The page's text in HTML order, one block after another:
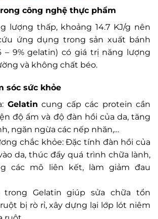
công nghệ thực phẩm
lượng thấp, khoảng 14.7 KJ/g nên
ứng dụng trong sản xuất bánh
– 9% gelatin) có giá trị năng lượng
và không chất béo.
sóc sức khỏe
Gelatin cung cấp các protein cần
độ ẩm và độ đàn hồi của da, tăng
ngăn ngừa các nếp nhăn,…
chắc khỏe: Đặc tính đàn hồi của
da, thúc đẩy quá trình chữa lành,
các mô liên kết, làm giảm đau
trong Gelatin giúp sửa chữa tổn
bị rò rỉ, xây dựng lại lớp lót niêm